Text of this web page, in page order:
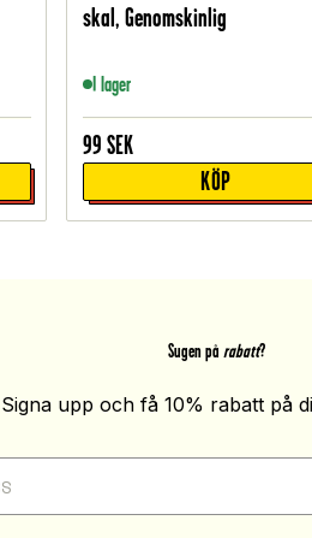
skal, Genomskinlig
I lager
99 SEK
KÖP
Sugen på rabatt?
Signa upp och få 10% rabatt på